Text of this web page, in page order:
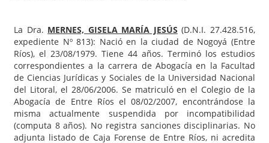
La Dra. MERNES, GISELA MARÍA JESÚS (D.N.I. 27.428.516,
expediente Nº 813): Nació en la ciudad de Nogoyá (Entre
Ríos), el 23/08/1979. Tiene 44 años. Terminó los estudios
correspondientes a la carrera de Abogacía en la Facultad
de Ciencias Jurídicas y Sociales de la Universidad Nacional
del Litoral, el 28/06/2006. Se matriculó en el Colegio de la
Abogacía de Entre Ríos el 08/02/2007, encontrándose la
misma actualmente suspendida por incompatibilidad
(computa 8 años). No registra sanciones disciplinarias. No
adjunta listado de Caja Forense de Entre Ríos, ni acredita